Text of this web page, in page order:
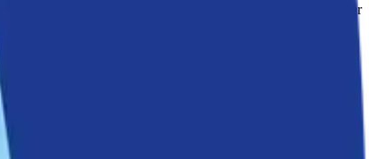
och miljövänlig lösning för både båtliv och stadsutveckling ser
får en ny framtid som en central del av Nackas marina